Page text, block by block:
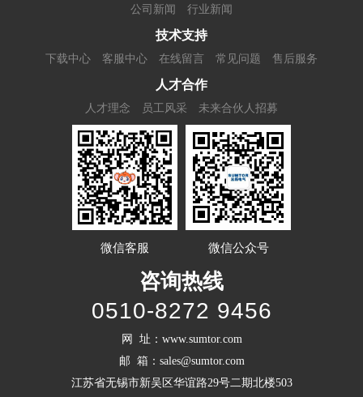
公司新闻 行业新闻
技术支持
下载中心 客服中心 在线留言 常见问题 售后服务
人才合作
人才理念 员工风采 未来合伙人招募
微信客服 微信公众号
咨询热线
0510-8272 9456
网 址：www.sumtor.com
邮 箱：sales@sumtor.com
江苏省无锡市新吴区华谊路29号二期北楼503